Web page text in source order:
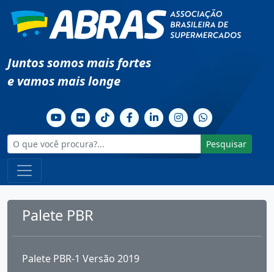
Juntos somos mais fortes
e vamos mais longe
Pesquisar
Palete PBR
Palete PBR-1 Versão 2019